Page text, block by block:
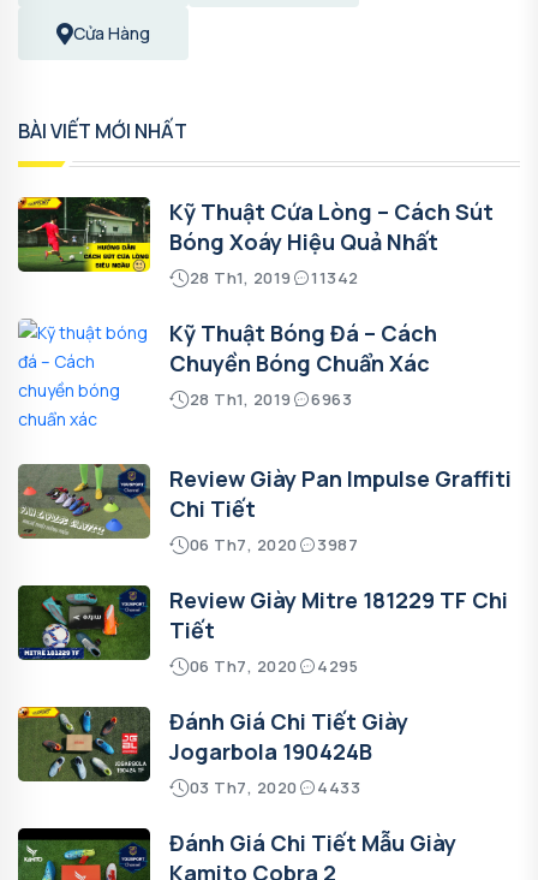
Cửa Hàng
BÀI VIẾT MỚI NHẤT
Kỹ Thuật Cứa Lòng – Cách Sút
Bóng Xoáy Hiệu Quả Nhất
28 Th1, 2019 11342
Kỹ Thuật Bóng Đá – Cách
Chuyền Bóng Chuẩn Xác
28 Th1, 2019 6963
Review Giày Pan Impulse Graffiti
Chi Tiết
06 Th7, 2020 3987
Review Giày Mitre 181229 TF Chi
Tiết
06 Th7, 2020 4295
Đánh Giá Chi Tiết Giày
Jogarbola 190424B
03 Th7, 2020 4433
Đánh Giá Chi Tiết Mẫu Giày
Kamito Cobra 2